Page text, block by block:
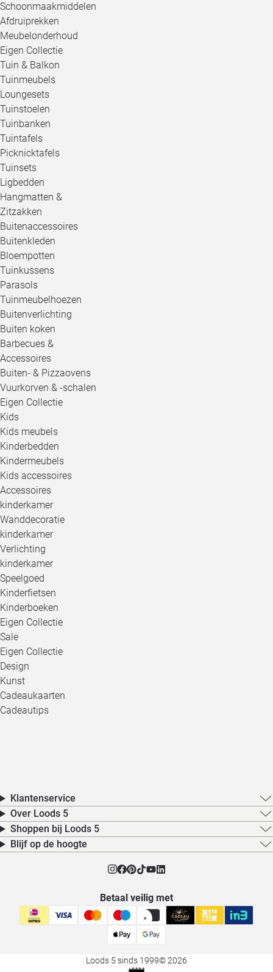
Schoonmaakmiddelen
Afdruiprekken
Meubelonderhoud
Eigen Collectie
Tuin & Balkon
Tuinmeubels
Loungesets
Tuinstoelen
Tuinbanken
Tuintafels
Picknicktafels
Tuinsets
Ligbedden
Hangmatten &
Zitzakken
Buitenaccessoires
Buitenkleden
Bloempotten
Tuinkussens
Parasols
Tuinmeubelhoezen
Buitenverlichting
Buiten koken
Barbecues &
Accessoires
Buiten- & Pizzaovens
Vuurkorven & -schalen
Eigen Collectie
Kids
Kids meubels
Kinderbedden
Kindermeubels
Kids accessoires
Accessoires
kinderkamer
Wanddecoratie
kinderkamer
Verlichting
kinderkamer
Speelgoed
Kinderfietsen
Kinderboeken
Eigen Collectie
Sale
Eigen Collectie
Design
Kunst
Cadeaukaarten
Cadeautips
Klantenservice
Over Loods 5
Shoppen bij Loods 5
Blijf op de hoogte
Betaal veilig met
Loods 5 sinds 1999© 2026